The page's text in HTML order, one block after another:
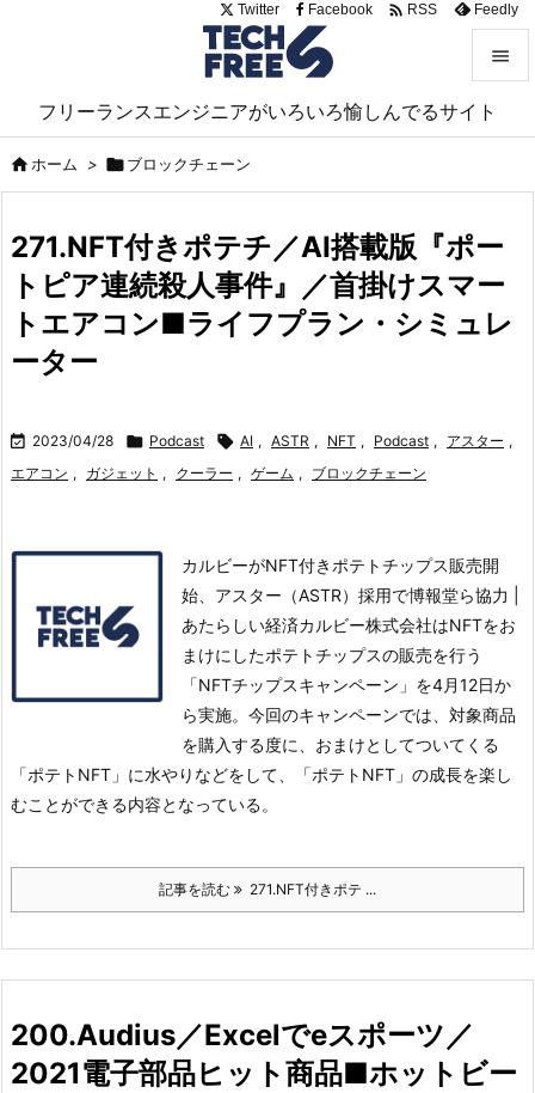
フリーランスエンジニアがいろいろ愉しんでるサイト


サイド
前へ

次へ
Twitter Facebook  RSS Feedly
ホーム > ブロックチェーン
271.NFT付きポテチ／AI搭載版『ポー
トピア連続殺人事件』／首掛けスマー
トエアコン■ライフプラン・シミュレ
ーター
 2023/04/28  Podcast  AI , ASTR , NFT , Podcast , アスター ,
エアコン , ガジェット , クーラー , ゲーム , ブロックチェーン
カルビーがNFT付きポテトチップス販売開
始、アスター（ASTR）採用で博報堂ら協力 |
あたらしい経済カルビー株式会社はNFTをお
まけにしたポテトチップスの販売を行う
「NFTチップスキャンペーン」を4月12日か
ら実施。 今回のキャンペーンでは、対象商品
を購入する度に、おまけとしてついてくる
「ポテトNFT」に水やりなどをして、「ポテトNFT」の成長を楽し
むことができる内容となっている。
記事を読む 271.NFT付きポテ ...
200.Audius／Excelでeスポーツ／
2021電子部品ヒット商品■ホットビー